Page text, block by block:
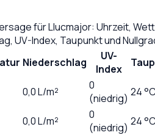
fürLlucmajor: Uhrzeit,
UV-Index, Taupunkt und
Niederschlag
UV-
Index
0,0L/m²
0
(niedrig) 24
0,0L/m²
0
(niedrig) 24